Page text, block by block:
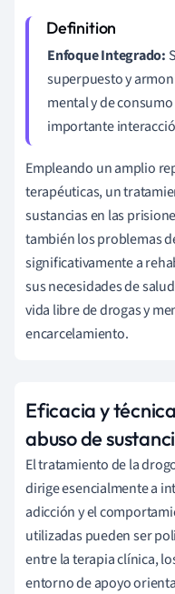
Enfoque Integrado:
superpuesto y
mental y de
importante
Empleando un amplio
terapéuticas, un
sustancias en las
también los problemas
significativamente a
sus necesidades de
vida libre de drogas y
encarcelamiento.
Eficacia y
abuso de
El tratamiento de la
dirige esencialmente a
adicción y el
utilizadas pueden ser
entre la terapia clínica,
entorno de apoyo